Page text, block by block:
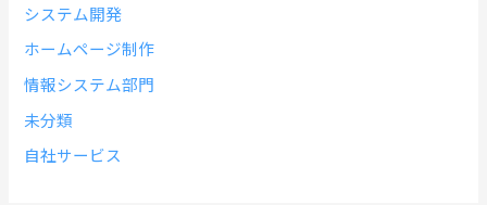
システム開発
ホームページ制作
情報システム部門
未分類
自社サービス